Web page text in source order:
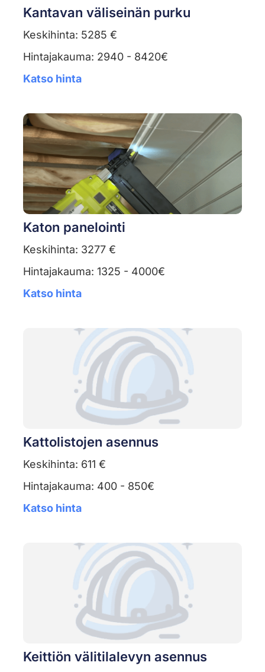
Kantavan väliseinän purku
Keskihinta: 5285 €
Hintajakauma: 2940 - 8420€
Katso hinta
Katon panelointi
Keskihinta: 3277 €
Hintajakauma: 1325 - 4000€
Katso hinta
Kattolistojen asennus
Keskihinta: 611 €
Hintajakauma: 400 - 850€
Katso hinta
Keittiön välitilalevyn asennus